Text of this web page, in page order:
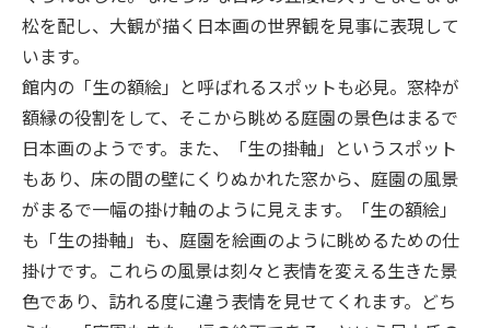
松を配し、大観が描く日本画の世界観を見事に表現して
います。
館内の「生の額絵」と呼ばれるスポットも必見。窓枠が
額縁の役割をして、そこから眺める庭園の景色はまるで
日本画のようです。また、「生の掛軸」というスポット
もあり、床の間の壁にくりぬかれた窓から、庭園の風景
がまるで一幅の掛け軸のように見えます。「生の額絵」
も「生の掛軸」も、庭園を絵画のように眺めるための仕
掛けです。これらの風景は刻々と表情を変える生きた景
色であり、訪れる度に違う表情を見せてくれます。どち